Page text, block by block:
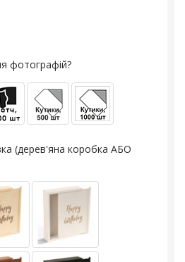
фотографій?
(дерев'яна коробка АБО